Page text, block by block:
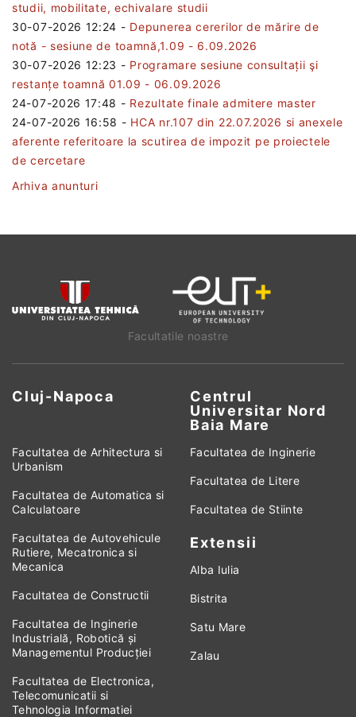
studii, mobilitate, echivalare studii
30-07-2026 12:24 - Depunerea cererilor de mărire de
notă - sesiune de toamnă,1.09 - 6.09.2026
30-07-2026 12:23 - Programare sesiune consultații şi
restanțe toamnă 01.09 - 06.09.2026
24-07-2026 17:48 - Rezultate finale admitere master
24-07-2026 16:58 - HCA nr.107 din 22.07.2026 si anexele
aferente referitoare la scutirea de impozit pe proiectele
de cercetare
Arhiva anunturi
Facultatile noastre
Cluj-Napoca
Centrul
Universitar Nord
Baia Mare
Facultatea de Arhitectura si
Urbanism
Facultatea de Automatica si
Calculatoare
Facultatea de Autovehicule
Rutiere, Mecatronica si
Mecanica
Facultatea de Constructii
Facultatea de Inginerie
Industrială, Robotică și
Managementul Producției
Facultatea de Electronica,
Telecomunicatii si
Tehnologia Informatiei
Facultatea de Inginerie
Facultatea de Litere
Facultatea de Stiinte
Extensii
Alba Iulia
Bistrita
Satu Mare
Zalau